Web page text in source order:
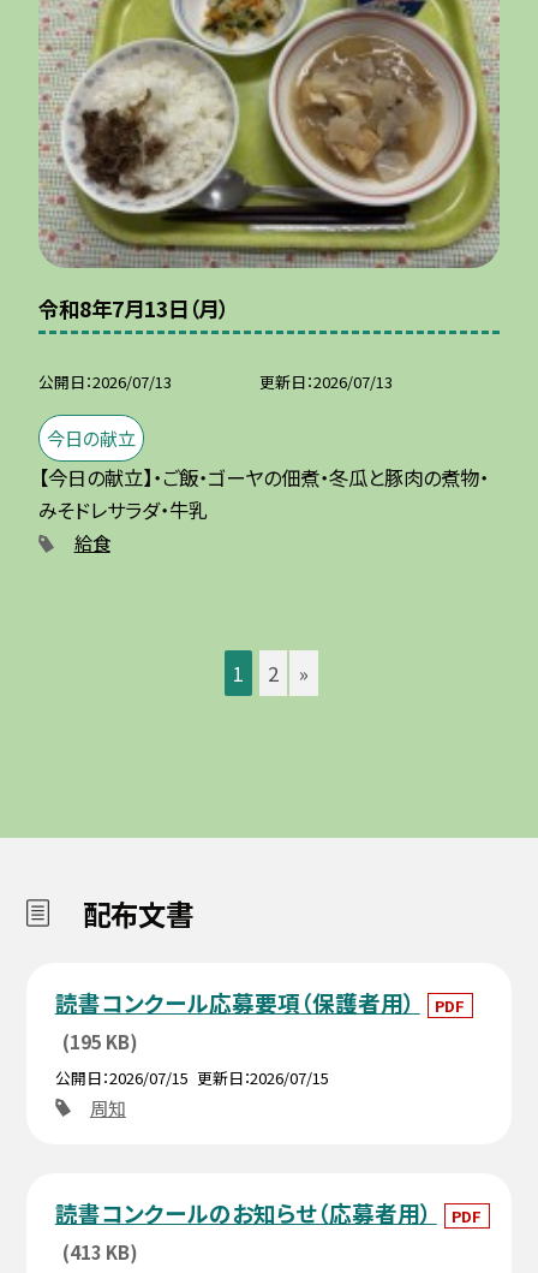
令和8年7月13日（月）
公開日 2026/07/13 更新日 2026/07/13
今日の献立
【今日の献立】・ご飯・ゴーヤの佃煮・冬瓜と豚肉の煮物・
みそドレサラダ・牛乳
給食
1 2 »
配布文書
読書コンクール応募要項（保護者用） PDF
(195 KB)
公開日 2026/07/15 更新日 2026/07/15
周知
読書コンクールのお知らせ（応募者用） PDF
(413 KB)